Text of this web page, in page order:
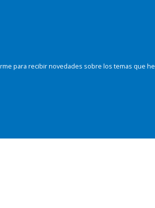
para recibir novedades sobre los temas que he